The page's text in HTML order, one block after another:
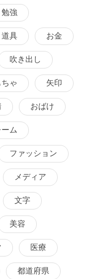
勉強
道具 お金
吹き出し
ゃ 矢印
おばけ
ム
ファッション
メディア
文字
美容
医療
都道府県